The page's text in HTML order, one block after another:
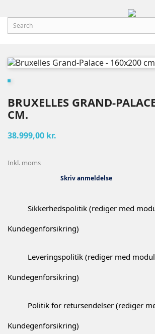
BRUXELLES GRAND-
CM.
38.999,00 kr.
Inkl. moms
Skriv anmeldelse
Sikkerhedspolitik (rediger med
Kundegenforsikring)
Leveringspolitik (rediger med
Kundegenforsikring)
Politik for retursendelser (rediger
Kundegenforsikring)